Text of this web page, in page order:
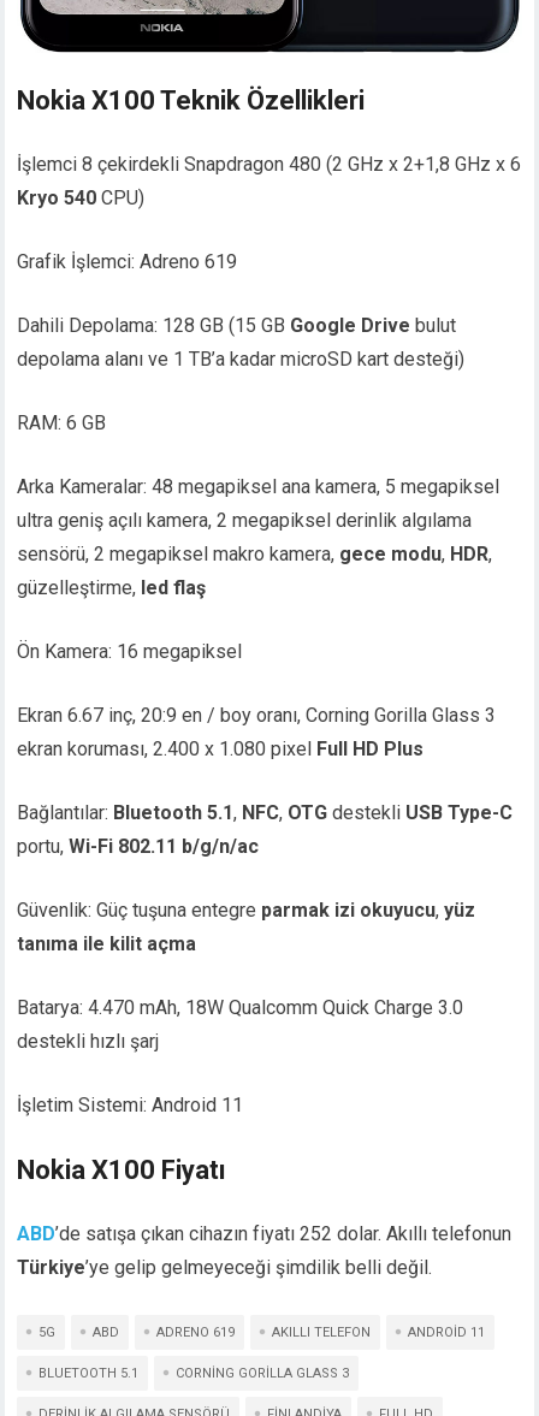
Nokia X100 Teknik Özellikleri
İşlemci 8 çekirdekli Snapdragon 480 (2 GHz x 2+1,8 GHz x 6
Kryo 540 CPU)
Grafik İşlemci: Adreno 619
Dahili Depolama: 128 GB (15 GB Google Drive bulut
depolama alanı ve 1 TB’a kadar microSD kart desteği)
RAM: 6 GB
Arka Kameralar: 48 megapiksel ana kamera, 5 megapiksel
ultra geniş açılı kamera, 2 megapiksel derinlik algılama
sensörü, 2 megapiksel makro kamera, gece modu, HDR,
güzelleştirme, led flaş
Ön Kamera: 16 megapiksel
Ekran 6.67 inç, 20:9 en / boy oranı, Corning Gorilla Glass 3
ekran koruması, 2.400 x 1.080 pixel Full HD Plus
Bağlantılar: Bluetooth 5.1, NFC, OTG destekli USB Type-C
portu,Wi-Fi 802.11 b/g/n/ac
Güvenlik: Güç tuşuna entegre parmak izi okuyucu,yüz
tanıma ile kilit açma
Batarya: 4.470 mAh, 18W Qualcomm Quick Charge 3.0
destekli hızlı şarj
İşletim Sistemi: Android 11
Nokia X100 Fiyatı
ABD’de satışa çıkan cihazın fiyatı 252 dolar. Akıllı telefonun
Türkiye’ye gelip gelmeyeceği şimdilik belli değil.
5G ABD ADRENO 619 AKILLI TELEFON ANDROID 11
BLUETOOTH 5.1 CORNING GORILLA GLASS 3